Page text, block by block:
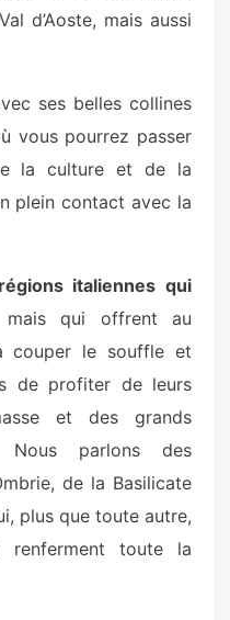
d’Aoste, mais aussi
ses belles collines
vous pourrez passer
la culture et de la
plein contact avec la
italiennes qui
qui offrent au
couper le souffle et
de profiter de leurs
et des grands
Nous parlons des
de la Basilicate
plus que toute autre,
renferment toute la